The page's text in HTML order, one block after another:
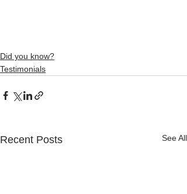
Did you know?
Testimonials
Recent Posts See All